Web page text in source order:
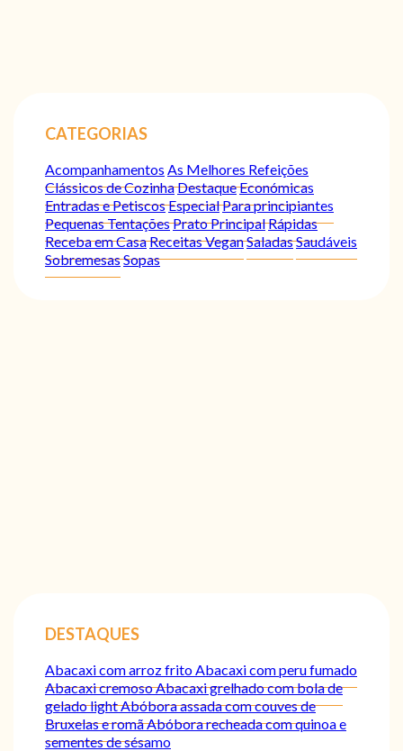
CATEGORIAS
Acompanhamentos As Melhores Refeições
Clássicos de CozinhaDestaqueEconómicas
Entradas e PetiscosEspecialPara principiantes
Pequenas TentaçõesPrato PrincipalRápidas
Receba em CasaReceitas VeganSaladasSaudáveis
SobremesasSopas
DESTAQUES
Abacaxi com arroz frito Abacaxi com peru fumado
Abacaxi cremosoAbacaxi grelhado com bola de
gelado lightAbóbora assada com couves de
Bruxelas e romãAbóbora recheada com quinoa e
sementes de sésamo